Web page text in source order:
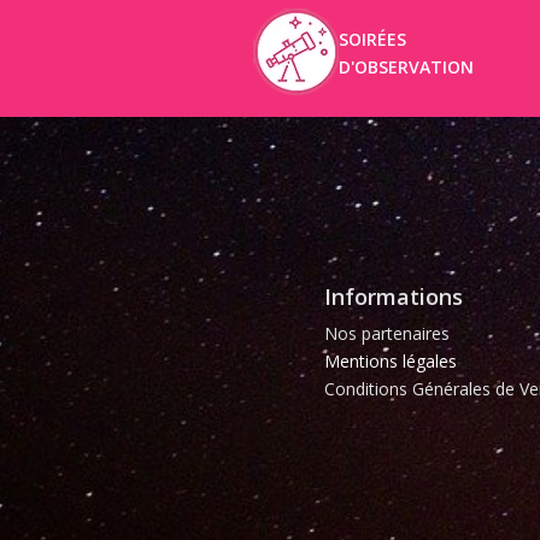
SOIRÉES
D'OBSERVATION
Informations
Nos partenaires
Mentions légales
Conditions Générales de